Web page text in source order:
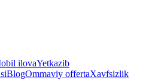
ilovaYetkazib
BlogOmmaviy offertaXavfsizlik